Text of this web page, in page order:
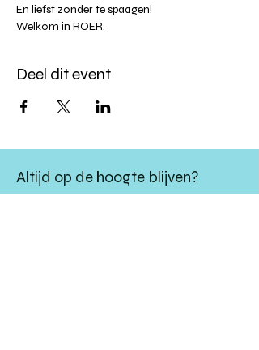
En liefst zonder te spaagen!
Welkom in ROER.
Deel dit event
Altijd op de hoogte blijven?